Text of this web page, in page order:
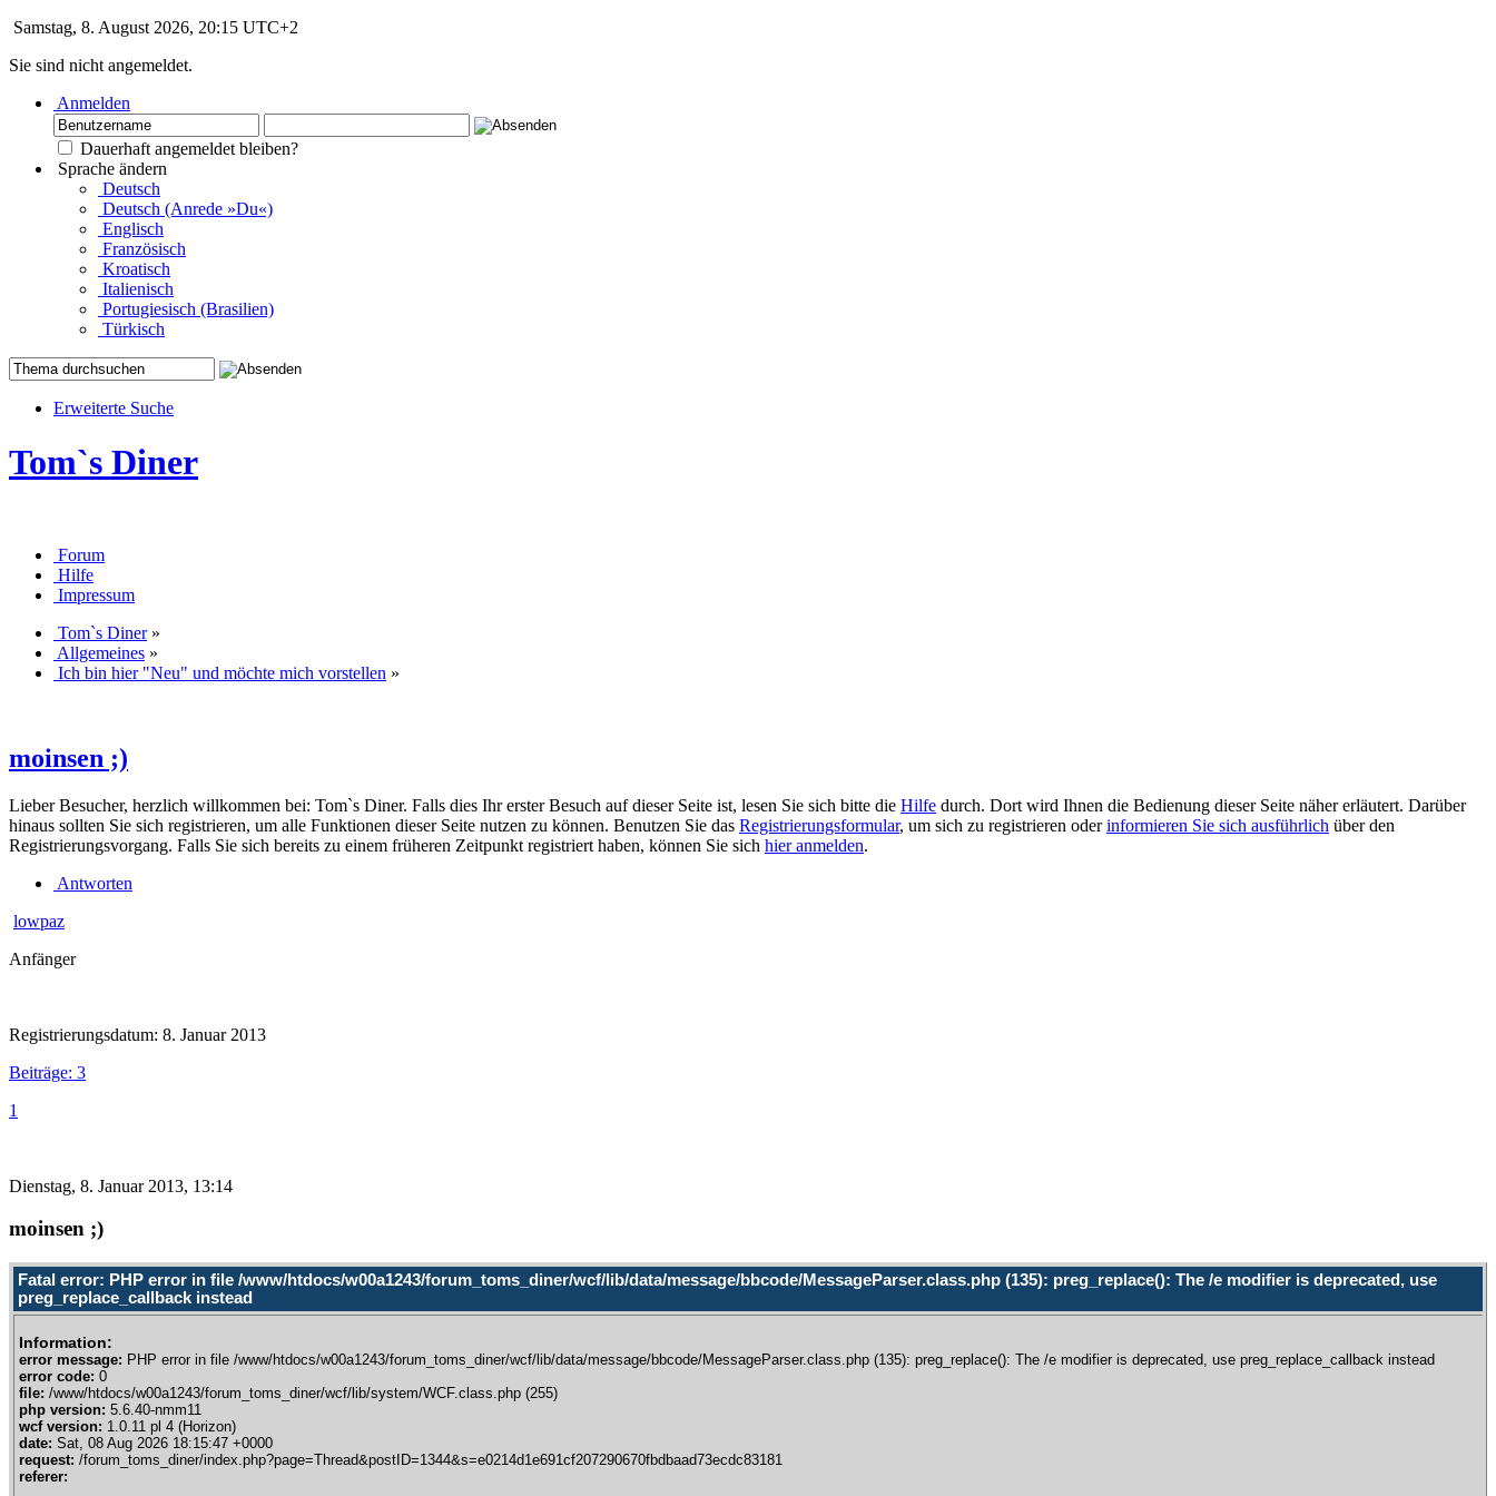
Samstag, 8. August 2026, 20:15 UTC+2
Sie sind nicht angemeldet.
Anmelden
Dauerhaft angemeldet bleiben?
Sprache ändern
Deutsch
Deutsch (Anrede »Du«)
Englisch
Französisch
Kroatisch
Italienisch
Portugiesisch (Brasilien)
Türkisch
Erweiterte Suche
Tom`s Diner
Forum
Hilfe
Impressum
Tom`s Diner»
Allgemeines »
Ich bin hier "Neu" und möchte mich vorstellen »
moinsen ;)
Lieber Besucher, herzlich willkommen bei: Tom`s Diner. Falls dies Ihr erster Besuch auf dieser Seite ist, lesen Sie sich bitte die Hilfe durch. Dort wird Ihnen die Bedienung dieser Seite näher erläutert. Darüber
hinaus sollten Sie sich registrieren, um alle Funktionen dieser Seite nutzen zu können. Benutzen Sie das Registrierungsformular, um sich zu registrieren oderinformieren Sie sich ausführlich über den
Registrierungsvorgang. Falls Sie sich bereits zu einem früheren Zeitpunkt registriert haben, können Sie sich hier anmelden.
Antworten
lowpaz
Anfänger
Registrierungsdatum: 8. Januar 2013
Beiträge: 3
1
Dienstag, 8. Januar 2013, 13:14
moinsen ;)
Fatal error: PHP error in file /www/htdocs/w00a1243/forum_toms_diner/wcf/lib/data/message/bbcode/MessageParser.class.php (135): preg_replace(): The /e modifier is deprecated, use
preg_replace_callback instead
Information:
error message: PHP error in file /www/htdocs/w00a1243/forum_toms_diner/wcf/lib/data/message/bbcode/MessageParser.class.php (135): preg_replace(): The /e modifier is deprecated, use preg_replace_callback instead
error code: 0
file: /www/htdocs/w00a1243/forum_toms_diner/wcf/lib/system/WCF.class.php (255)
php version: 5.6.40-nmm11
wcf version: 1.0.11 pl 4 (Horizon)
date: Sat, 08 Aug 2026 18:15:47 +0000
request: /forum_toms_diner/index.php?page=Thread&postID=1344&s=e0214d1e691cf207290670fbdbaad73ecdc83181
referer: